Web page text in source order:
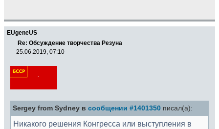
EUgeneUS
Re: Обсуждение творчества Резуна
25.06.2019, 07:10
Sergey from Sydney в сообщении #1401350 писал(а):
Никакого решения Конгресса или выступления в